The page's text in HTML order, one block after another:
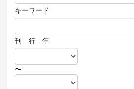
キーワード
刊 行 年
〜